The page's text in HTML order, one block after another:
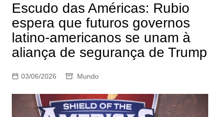
Escudo das Américas: Rubio
espera que futuros governos
latino-americanos se unam à
aliança de segurança de Trump
03/06/2026 Mundo